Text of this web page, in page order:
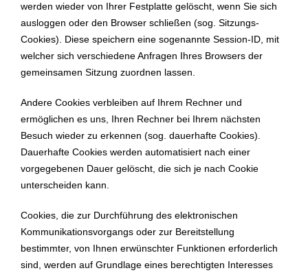
werden wieder von Ihrer Festplatte gelöscht, wenn Sie sich
ausloggen oder den Browser schließen (sog. Sitzungs-
Cookies). Diese speichern eine sogenannte Session-ID, mit
welcher sich verschiedene Anfragen Ihres Browsers der
gemeinsamen Sitzung zuordnen lassen.
Andere Cookies verbleiben auf Ihrem Rechner und
ermöglichen es uns, Ihren Rechner bei Ihrem nächsten
Besuch wieder zu erkennen (sog. dauerhafte Cookies).
Dauerhafte Cookies werden automatisiert nach einer
vorgegebenen Dauer gelöscht, die sich je nach Cookie
unterscheiden kann.
Cookies, die zur Durchführung des elektronischen
Kommunikationsvorgangs oder zur Bereitstellung
bestimmter, von Ihnen erwünschter Funktionen erforderlich
sind, werden auf Grundlage eines berechtigten Interesses